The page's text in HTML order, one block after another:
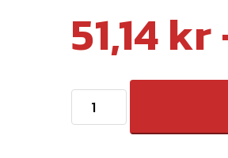
51,14kr
ä